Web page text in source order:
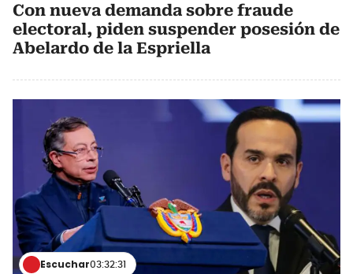
Con nueva demanda sobre fraude
electoral, piden suspender posesión de
Abelardo de la Espriella
Escuchar03:32:31